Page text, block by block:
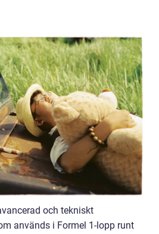
och tekniskt
används i Formel 1-lopp runt